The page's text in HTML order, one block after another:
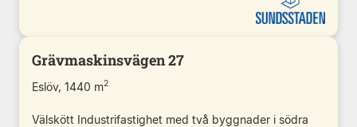
Grävmaskinsvägen 27
Eslöv, 1440 m2
Välskött Industrifastighet med två byggnader i södra